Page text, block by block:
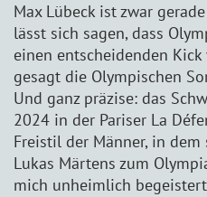
Max Lübeck ist zwar
lässt sich sagen, dass
einen entscheidenden
gesagt die Olympischen
Und ganz präzise: das
2024 in der Pariser La
Freistil der Männer, in
Lukas Märtens zum
mich unheimlich